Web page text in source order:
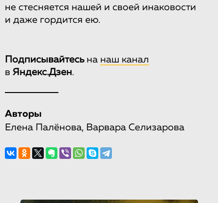
не стесняется нашей и своей инаковости
и даже гордится ею.
Подписывайтесьна наш канал
в Яндекс.Дзен.
Авторы
Елена Палёнова, Варвара Селизарова